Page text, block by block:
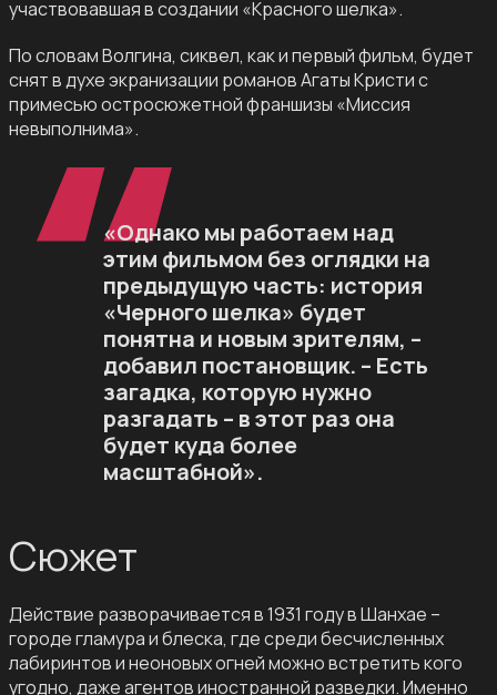
участвовавшая в создании «Красного шелка».
По словам Волгина, сиквел, как и первый фильм, будет
снят в духе экранизации романов Агаты Кристи с
примесью остросюжетной франшизы «Миссия
невыполнима».
«Однако мы работаем над
этим фильмом без оглядки на
предыдущую часть: история
«Черного шелка» будет
понятна и новым зрителям, –
добавил постановщик. – Есть
загадка, которую нужно
разгадать – в этот раз она
будет куда более
масштабной».
Сюжет
Действие разворачивается в 1931 году в Шанхае –
городе гламура и блеска, где среди бесчисленных
лабиринтов и неоновых огней можно встретить кого
угодно, даже агентов иностранной разведки. Именно